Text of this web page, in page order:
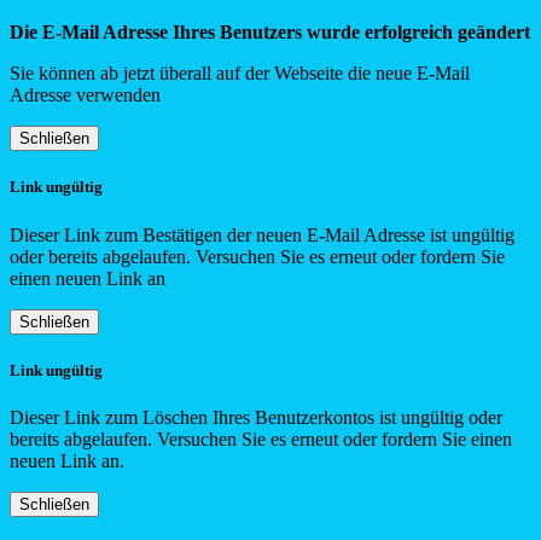
Die E-Mail Adresse Ihres Benutzers wurde erfolgreich geändert
Sie können ab jetzt überall auf der Webseite die neue E-Mail
Adresse verwenden
Schließen
Link ungültig
Dieser Link zum Bestätigen der neuen E-Mail Adresse ist ungültig
oder bereits abgelaufen. Versuchen Sie es erneut oder fordern Sie
einen neuen Link an
Schließen
Link ungültig
Dieser Link zum Löschen Ihres Benutzerkontos ist ungültig oder
bereits abgelaufen. Versuchen Sie es erneut oder fordern Sie einen
neuen Link an.
Schließen